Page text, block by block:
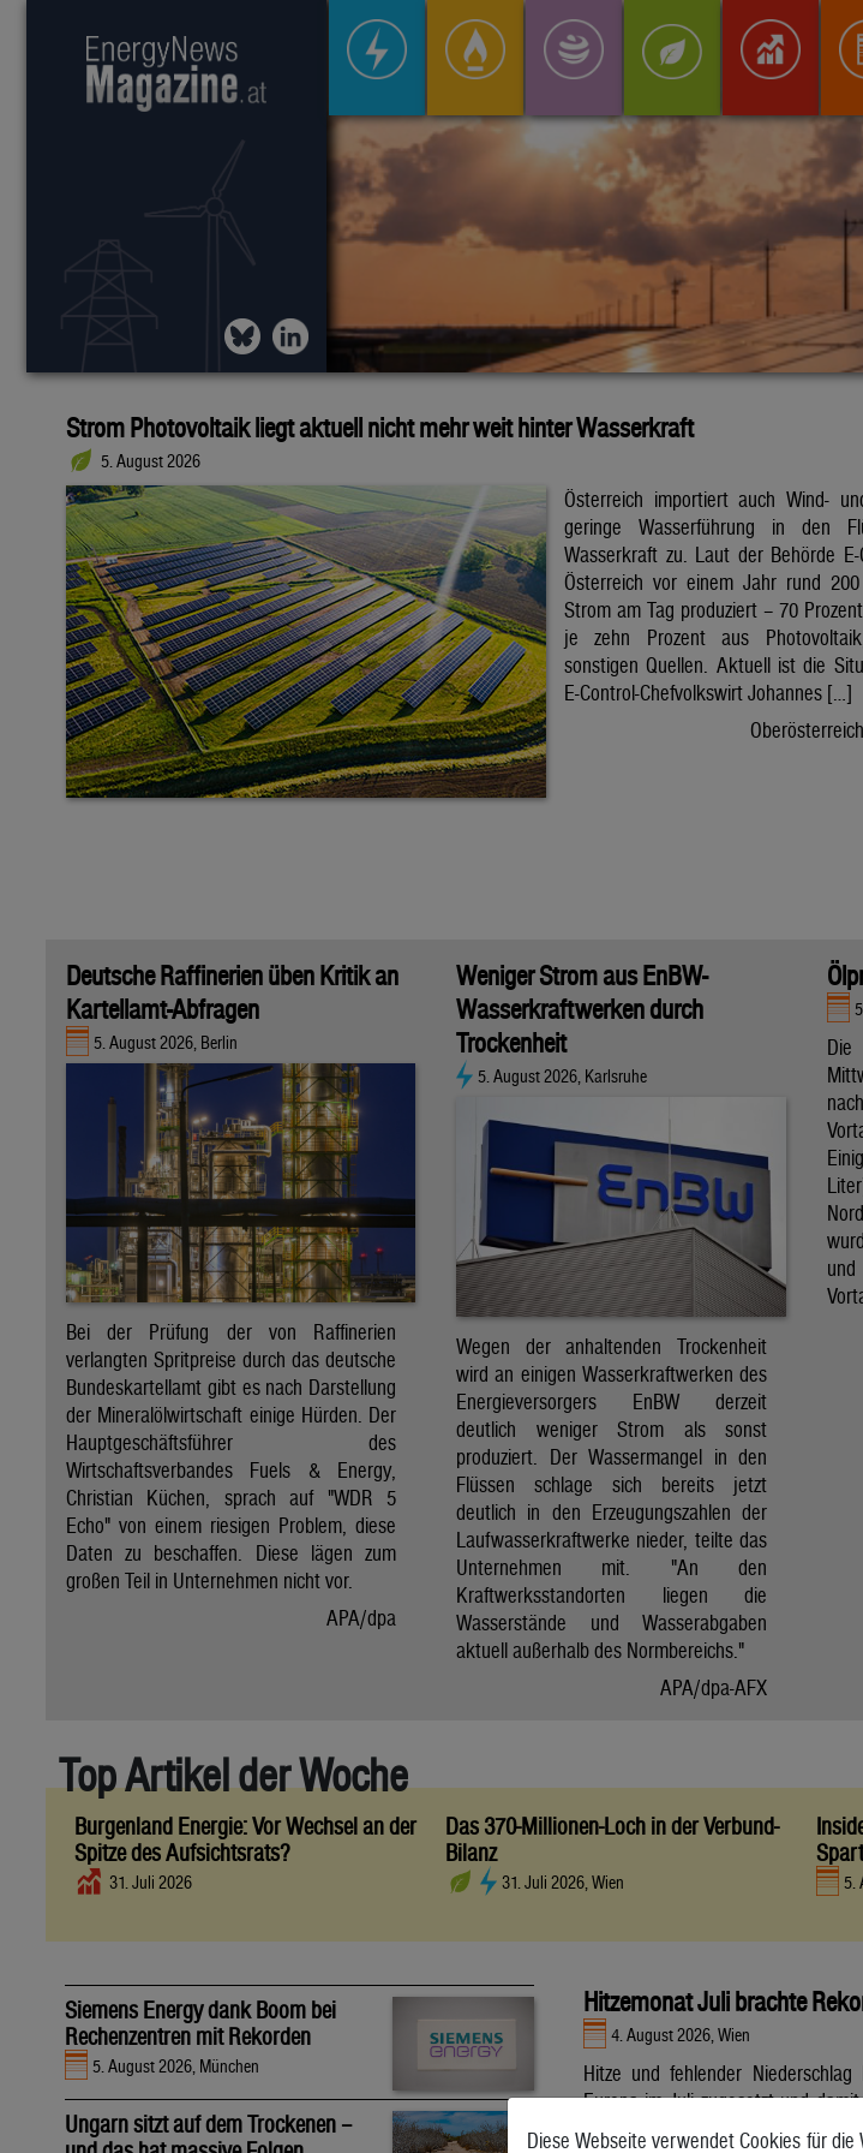
Strom Photovoltaik liegt aktuell nicht mehr weit hinter Wasserkraft
5. August 2026
Österreich importiert auch Wind-
geringe Wasserführung in den
Wasserkraft zu. Laut der Behörde
Österreich vor einem Jahr rund
Strom am Tag produziert – 70
je zehn Prozent aus
sonstigen Quellen. Aktuell ist die
E-Control-Chefvolkswirt Johannes […]
Deutsche Raffinerien üben Kritik an
Kartellamt-Abfragen
5. August 2026, Berlin
Bei der Prüfung der von Raffinerien
verlangten Spritpreise durch das deutsche
Bundeskartellamt gibt es nach Darstellung
der Mineralölwirtschaft einige Hürden. Der
Hauptgeschäftsführer des
Wirtschaftsverbandes Fuels & Energy,
Christian Küchen, sprach auf "WDR 5
Echo" von einem riesigen Problem, diese
Daten zu beschaffen. Diese lägen zum
großen Teil in Unternehmen nicht vor.
APA/dpa
Weniger Strom aus EnBW-
Wasserkraftwerken durch
Trockenheit
5. August 2026, Karlsruhe
Wegen der anhaltenden Trockenheit
wird an einigen Wasserkraftwerken des
Energieversorgers EnBW derzeit
deutlich weniger Strom als sonst
produziert. Der Wassermangel in den
Flüssen schlage sich bereits jetzt
deutlich in den Erzeugungszahlen der
Laufwasserkraftwerke nieder, teilte das
Unternehmen mit. "An den
Kraftwerksstandorten liegen die
Wasserstände und Wasserabgaben
aktuell außerhalb des Normbereichs."
APA/dpa-AFX
Top Artikel der Woche
Burgenland Energie: Vor Wechsel an der
Spitze des Aufsichtsrats?
31. Juli 2026
Das 370-Millionen-Loch in der Verbund-
Bilanz
31. Juli 2026, Wien 5.
Siemens Energy dank Boom bei
Rechenzentren mit Rekorden
5. August 2026, München
Ungarn sitzt auf dem Trockenen –
Hitzemonat Juli brachte
4. August 2026, Wien
Hitze und fehlender
Europa im Juli zugesetzt und
aus Wasser- und Atomkraft
Diese Webseite verwendet Cookies für die